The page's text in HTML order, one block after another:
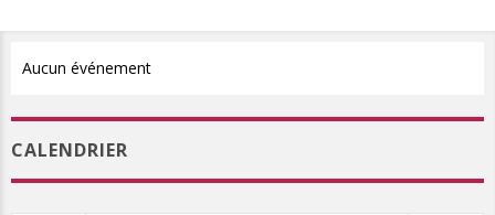
Aucun événement
CALENDRIER